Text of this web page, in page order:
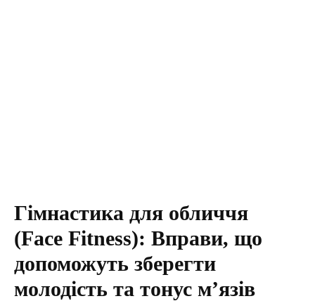
Гімнастика для обличчя
(Face Fitness): Вправи, що
допоможуть зберегти
молодість та тонус м’язів